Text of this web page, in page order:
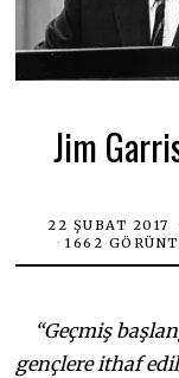
Jim
22 ŞUBAT 2017
1662
“Geçmiş
gençlere ithaf